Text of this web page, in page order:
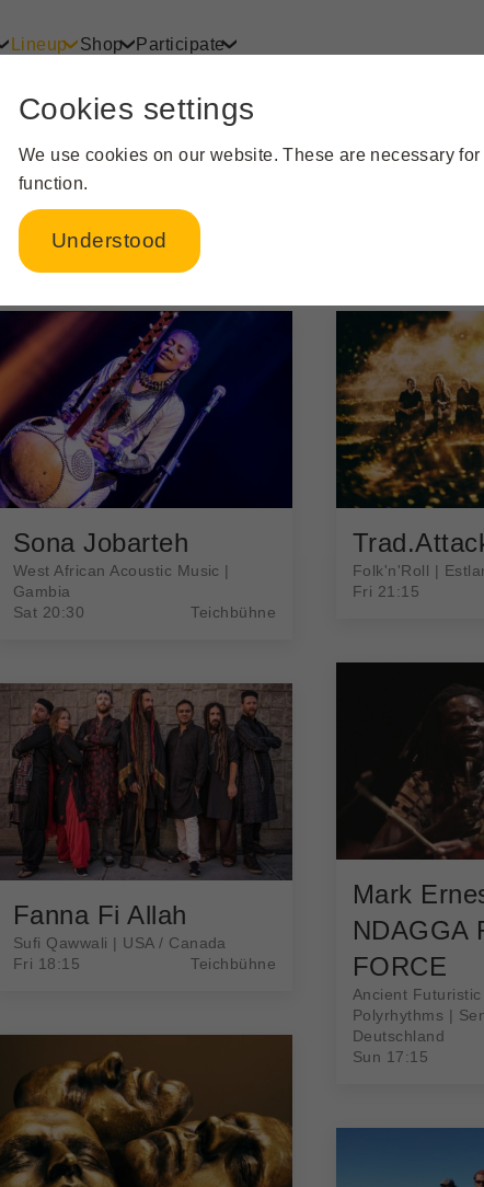
Lineup Shop Participate
Sona Jobarteh
West African Acoustic Music |
Gambia
Sat 20:30
Teichbühne
Folk'n'Roll |
Fri 21:15
Mark
NDAGGA
FORCE
Ancient
Polyrhythms |
Deutschland
Sun 17:15
Fanna Fi Allah
Sufi Qawwali | USA / Canada
Fri 18:15
Teichbühne
Cookies settings
We use cookies on our website. These are necessary
function.
Understood